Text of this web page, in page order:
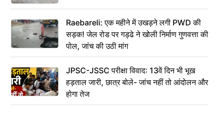
Raebareli: एक महीने में उखड़ने लगी PWD की
सड़क! जेल रोड पर गड्ढे ने खोली निर्माण गुणवत्ता की
पोल, जांच की उठी मांग
JPSC-JSSC परीक्षा विवाद: 13वें दिन भी भूख
हड़ताल जारी, छात्र बोले- जांच नहीं तो आंदोलन और
होगा तेज